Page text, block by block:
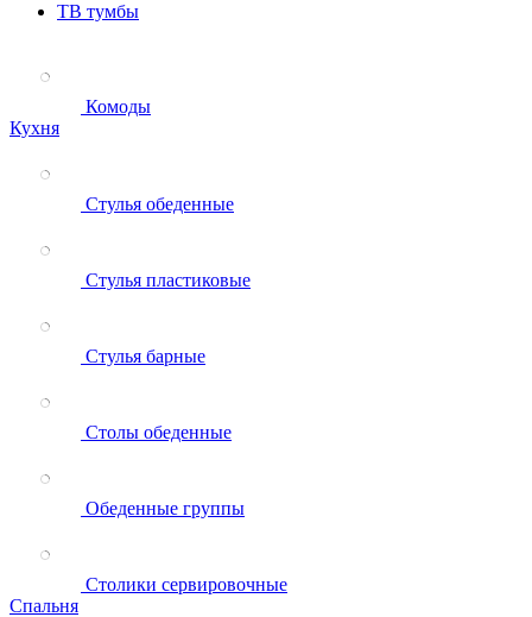
ТВ тумбы
Комоды
Кухня
Стулья обеденные
Стулья пластиковые
Стулья барные
Столы обеденные
Обеденные группы
Столики сервировочные
Спальня